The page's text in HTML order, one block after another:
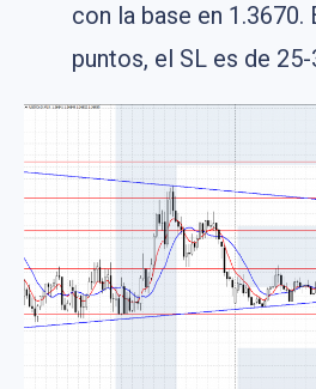
con la base en 1.3670.
puntos, el SL es de